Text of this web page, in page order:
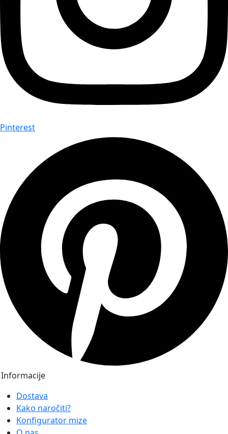
Pinterest
Informacije
Dostava
Kako naročiti?
Konfigurator mize